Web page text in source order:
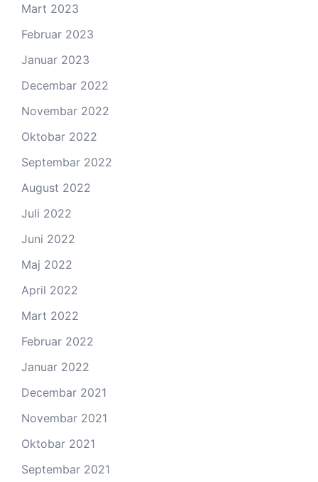
Mart 2023
Februar 2023
Januar 2023
Decembar 2022
Novembar 2022
Oktobar 2022
Septembar 2022
August 2022
Juli 2022
Juni 2022
Maj 2022
April 2022
Mart 2022
Februar 2022
Januar 2022
Decembar 2021
Novembar 2021
Oktobar 2021
Septembar 2021